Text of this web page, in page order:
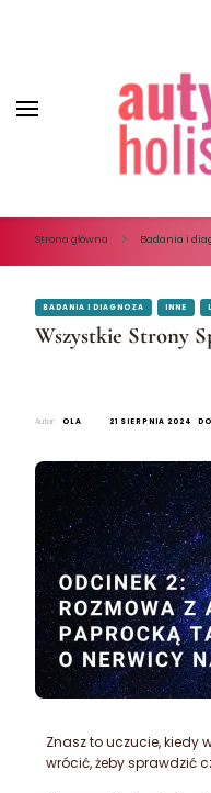
Autyzm
Strona główna Badania i
BADANIA I DIAGNOZA INNE
Wszystkie Strony
Autor: OLA 21 SIERPNIA 2024
Znasz to uczucie, kiedy
wrócić, żeby sprawdzić